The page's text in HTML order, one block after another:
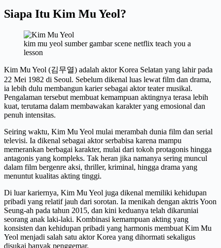
Siapa Itu Kim Mu Yeol?
kim mu yeol sumber gambar scene netflix teach you a
lesson
Kim Mu Yeol (김무열) adalah aktor Korea Selatan yang lahir pada
22 Mei 1982 di Seoul. Sebelum dikenal luas lewat film dan drama,
ia lebih dulu membangun karier sebagai aktor teater musikal.
Pengalaman tersebut membuat kemampuan aktingnya terasa lebih
kuat, terutama dalam membawakan karakter yang emosional dan
penuh intensitas.
Seiring waktu, Kim Mu Yeol mulai merambah dunia film dan serial
televisi. Ia dikenal sebagai aktor serbabisa karena mampu
memerankan berbagai karakter, mulai dari tokoh protagonis hingga
antagonis yang kompleks. Tak heran jika namanya sering muncul
dalam film bergenre aksi, thriller, kriminal, hingga drama yang
menuntut kualitas akting tinggi.
Di luar kariernya, Kim Mu Yeol juga dikenal memiliki kehidupan
pribadi yang relatif jauh dari sorotan. Ia menikah dengan aktris Yoon
Seung-ah pada tahun 2015, dan kini keduanya telah dikaruniai
seorang anak laki-laki. Kombinasi kemampuan akting yang
konsisten dan kehidupan pribadi yang harmonis membuat Kim Mu
Yeol menjadi salah satu aktor Korea yang dihormati sekaligus
disukai banyak penggemar.